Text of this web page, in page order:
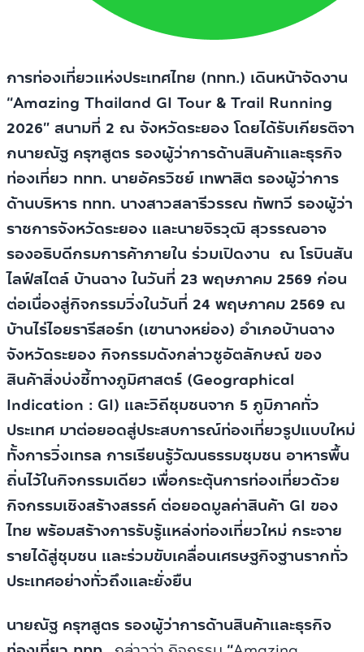
การท่องเที่ยวแห่งประเทศไทย (ททท.) เดินหน้าจัดงาน
“Amazing Thailand GI Tour & Trail Running
2026” สนามที่ 2 ณ จังหวัดระยอง โดยได้รับเกียรติจา
กนายณัฐ ครุฑสูตร รองผู้ว่าการด้านสินค้าและธุรกิจ
ท่องเที่ยว ททท. นายอัครวิชย์ เทพาสิต รองผู้ว่าการ
ด้านบริหาร ททท. นางสาวสลารีวรรณ ทัพทวี รองผู้ว่า
ราชการจังหวัดระยอง และนายจิรวุฒิ สุวรรณอาจ
รองอธิบดีกรมการค้าภายใน ร่วมเปิดงาน ณ โรบินสัน
ไลฟ์สไตล์ บ้านฉาง ในวันที่ 23 พฤษภาคม 2569 ก่อน
ต่อเนื่องสู่กิจกรรมวิ่งในวันที่ 24 พฤษภาคม 2569 ณ
บ้านไร่ไอยรารีสอร์ท (เขานางหย่อง) อำเภอบ้านฉาง
จังหวัดระยอง กิจกรรมดังกล่าวชูอัตลักษณ์ ของ
สินค้าสิ่งบ่งชี้ทางภูมิศาสตร์ (Geographical
Indication : GI) และวิถีชุมชนจาก 5 ภูมิภาคทั่ว
ประเทศ มาต่อยอดสู่ประสบการณ์ท่องเที่ยวรูปแบบใหม่
ทั้งการวิ่งเทรล การเรียนรู้วัฒนธรรมชุมชน อาหารพื้น
ถิ่นไว้ในกิจกรรมเดียว เพื่อกระตุ้นการท่องเที่ยวด้วย
กิจกรรมเชิงสร้างสรรค์ ต่อยอดมูลค่าสินค้า GI ของ
ไทย พร้อมสร้างการรับรู้แหล่งท่องเที่ยวใหม่ กระจาย
รายได้สู่ชุมชน และร่วมขับเคลื่อนเศรษฐกิจฐานรากทั่ว
ประเทศอย่างทั่วถึงและยั่งยืน
นายณัฐ ครุฑสูตร รองผู้ว่าการด้านสินค้าและธุรกิจ